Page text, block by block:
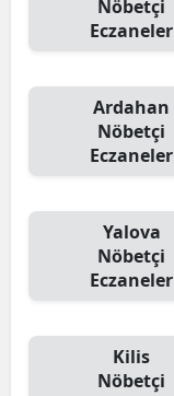
Nöbetçi
Eczaneler
Ardahan
Nöbetçi
Eczaneler
Yalova
Nöbetçi
Eczaneler
Kilis
Nöbetçi